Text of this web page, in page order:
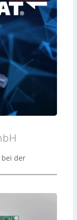
bei der